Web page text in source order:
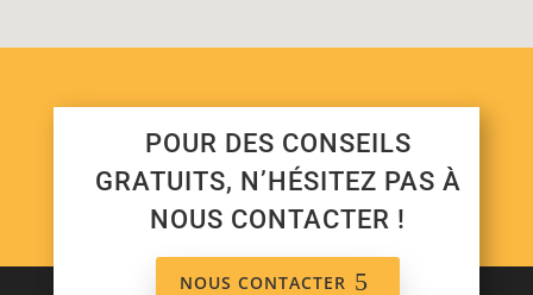
POUR DES CONSEILS
GRATUITS, N’HÉSITEZ PAS À
NOUS CONTACTER !
NOUS CONTACTER